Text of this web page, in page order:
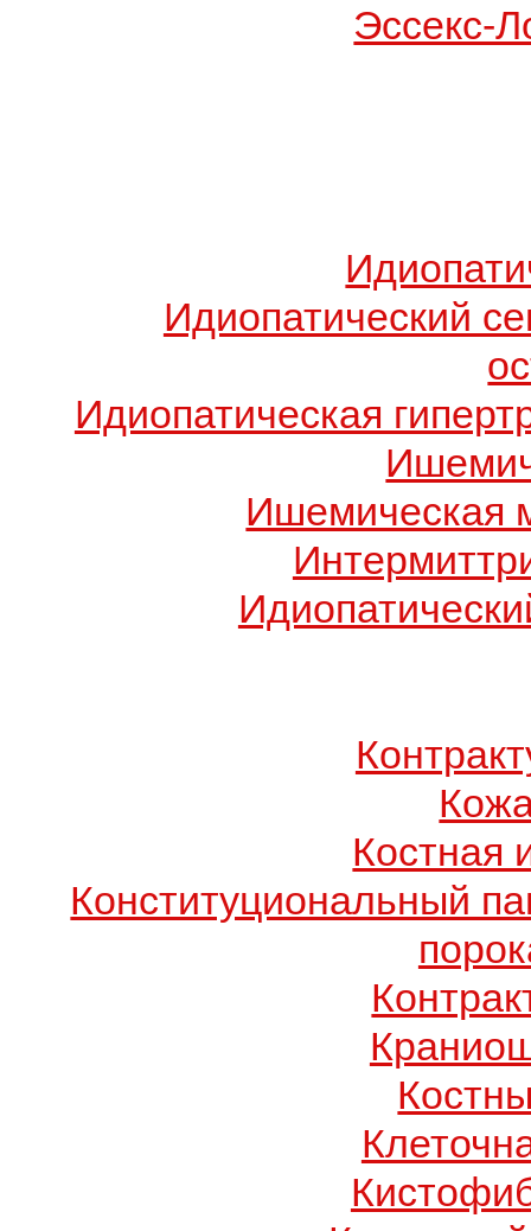
Эссекс-
Идиопатический
Идиопатическая
Ишемическая
Костная
Конституциональный